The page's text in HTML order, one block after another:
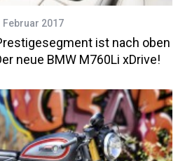
Februar 2017
ist nach oben
neue BMW M760Li xDrive!